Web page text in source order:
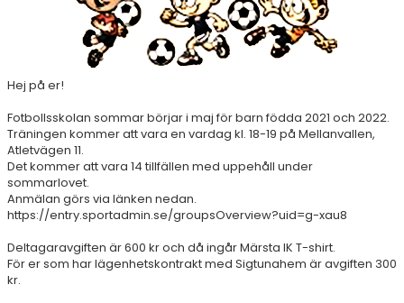
Hej på er!
Fotbollsskolan sommar börjar i maj för barn födda 2021 och 2022.
Träningen kommer att vara en vardag kl. 18-19 på Mellanvallen,
Atletvägen 11.
Det kommer att vara 14 tillfällen med uppehåll under
sommarlovet.
Anmälan görs via länken nedan.
https://entry.sportadmin.se/groupsOverview?uid=g-xau8
Deltagaravgiften är 600 kr och då ingår Märsta IK T-shirt.
För er som har lägenhetskontrakt med Sigtunahem är avgiften 300
kr.